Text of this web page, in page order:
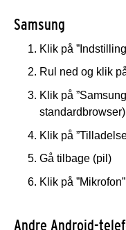
Samsung
Klik på
Rul ned og klik
Klik på
standardbrowser)
Klik på
Gå tilbage (pil)
Klik på
Andre Android-